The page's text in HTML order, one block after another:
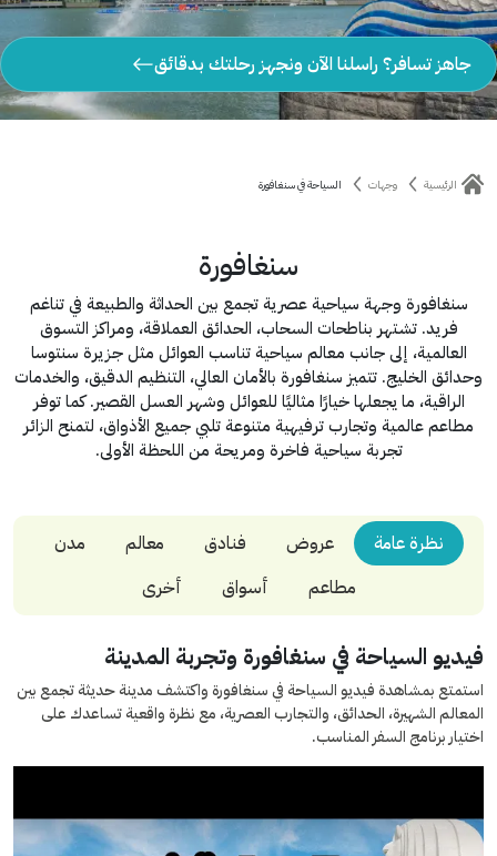
جاهز تسافر؟ راسلنا الآن ونجهز رحلتك بدقائق
الرئيسية وجهات السياحة في سنغافورة
سنغافورة
سنغافورة وجهة سياحية عصرية تجمع بين الحداثة والطبيعة في تناغم
فريد. تشتهر بناطحات السحاب، الحدائق العملاقة، ومراكز التسوق
العالمية، إلى جانب معالم سياحية تناسب العوائل مثل جزيرة سنتوسا
وحدائق الخليج. تتميز سنغافورة بالأمان العالي، التنظيم الدقيق، والخدمات
الراقية، ما يجعلها خيارًا مثاليًا للعوائل وشهر العسل القصير. كما توفر
مطاعم عالمية وتجارب ترفيهية متنوعة تلبي جميع الأذواق، لتمنح الزائر
تجربة سياحية فاخرة ومريحة من اللحظة الأولى.
نظرة عامة عروض فنادق معالم
مدن
مطاعم
أسواق أخرى
فيديو السياحة في سنغافورة وتجربة المدينة
استمتع بمشاهدة فيديو السياحة في سنغافورة واكتشف مدينة حديثة تجمع بين
المعالم الشهيرة، الحدائق، والتجارب العصرية، مع نظرة واقعية تساعدك على
اختيار برنامج السفر المناسب.